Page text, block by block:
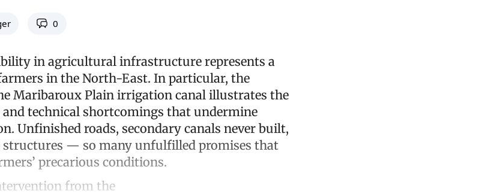
0
in agricultural infrastructure represents a
in the North-East. In particular, the
Maribaroux Plain irrigation canal illustrates the
technical shortcomings that undermine
Unfinished roads, secondary canals never built,
structures — so many unfulfilled promises that
precarious conditions.
from the